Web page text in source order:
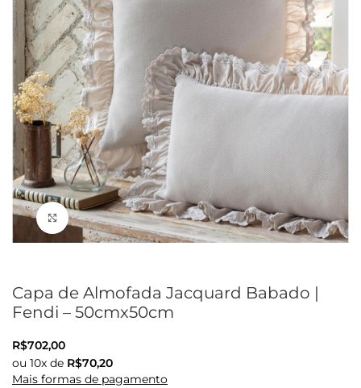
Clique para ampliar
Capa de Almofada Jacquard Babado |
Fendi – 50cmx50cm
R$702,00
ou 10x de R$70,20
Mais formas de pagamento